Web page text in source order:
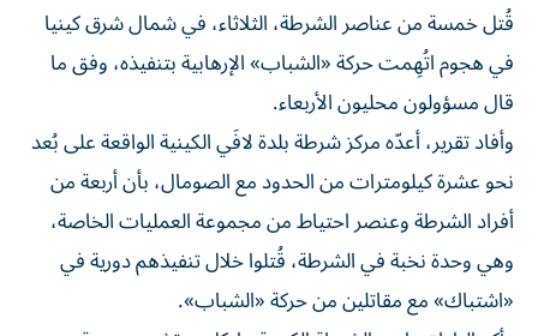
قُتل خمسة من عناصر الشرطة، الثلاثاء، في شمال شرق كينيا
في هجوم اتُهِمت حركة «الشباب» الإرهابية بتنفيذه، وفق ما
قال مسؤولون محليون الأربعاء.
وأفاد تقرير، أعدّه مركز شرطة بلدة لافَي الكينية الواقعة على بُعد
نحو عشرة كيلومترات من الحدود مع الصومال، بأن أربعة من
أفراد الشرطة وعنصر احتياط من مجموعة العمليات الخاصة،
وهي وحدة نخبة في الشرطة، قُتلوا خلال تنفيذهم دورية في
«اشتباك» مع مقاتلين من حركة «الشباب».